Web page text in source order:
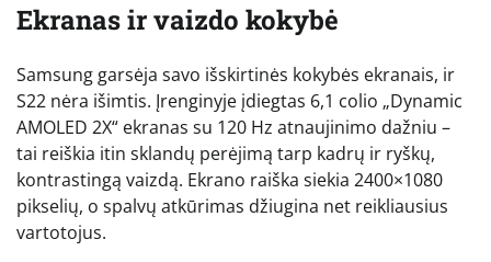
Ekranas ir vaizdo kokybė
Samsung garsėja savo išskirtinės kokybės ekranais, ir
S22 nėra išimtis. Įrenginyje įdiegtas 6,1 colio „Dynamic
AMOLED 2X“ ekranas su 120 Hz atnaujinimo dažniu –
tai reiškia itin sklandų perėjimą tarp kadrų ir ryškų,
kontrastingą vaizdą. Ekrano raiška siekia 2400×1080
pikselių, o spalvų atkūrimas džiugina net reikliausius
vartotojus.